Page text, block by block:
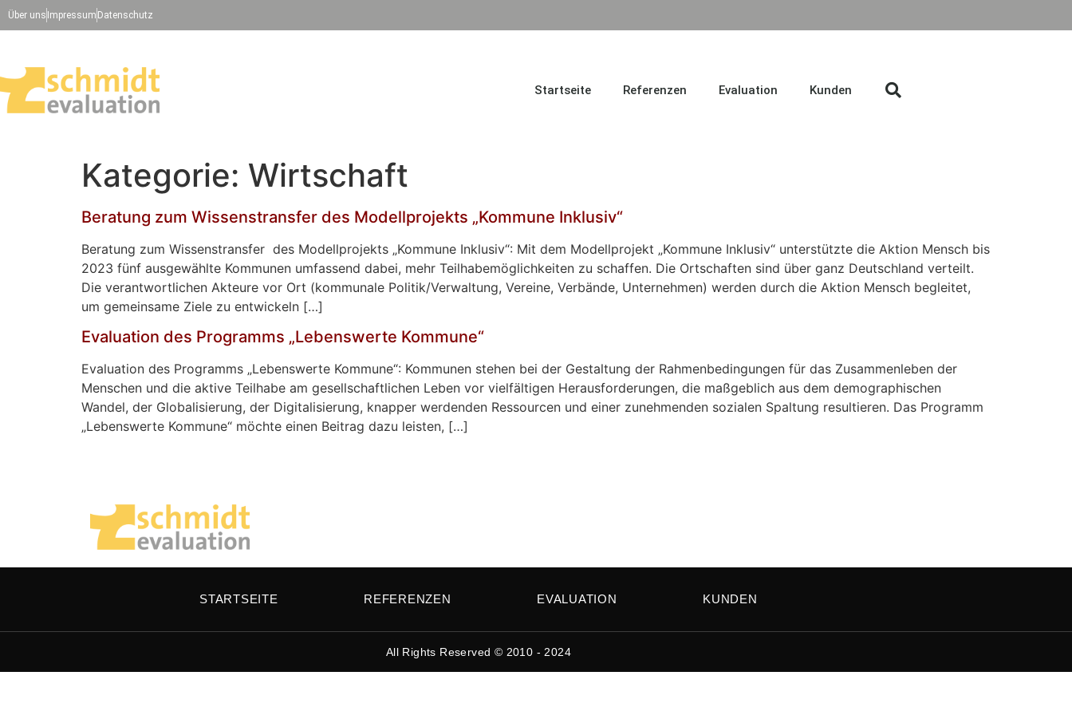
Über uns Impressum Datenschutz
Startseite Referenzen Evaluation Kunden
Kategorie: Wirtschaft
Beratung zum Wissenstransfer des Modellprojekts „Kommune Inklusiv“
Beratung zum Wissenstransfer des Modellprojekts „Kommune Inklusiv“: Mit dem Modellprojekt „Kommune Inklusiv“ unterstützte die Aktion Mensch bis
2023 fünf ausgewählte Kommunen umfassend dabei, mehr Teilhabemöglichkeiten zu schaffen. Die Ortschaften sind über ganz Deutschland verteilt.
Die verantwortlichen Akteure vor Ort (kommunale Politik/Verwaltung, Vereine, Verbände, Unternehmen) werden durch die Aktion Mensch begleitet,
um gemeinsame Ziele zu entwickeln […]
Evaluation des Programms „Lebenswerte Kommune“
Evaluation des Programms „Lebenswerte Kommune“: Kommunen stehen bei der Gestaltung der Rahmenbedingungen für das Zusammenleben der
Menschen und die aktive Teilhabe am gesellschaftlichen Leben vor vielfältigen Herausforderungen, die maßgeblich aus dem demographischen
Wandel, der Globalisierung, der Digitalisierung, knapper werdenden Ressourcen und einer zunehmenden sozialen Spaltung resultieren. Das Programm
„Lebenswerte Kommune“ möchte einen Beitrag dazu leisten, […]
STARTSEITE REFERENZEN EVALUATION KUNDEN
All Rights Reserved © 2010 - 2024